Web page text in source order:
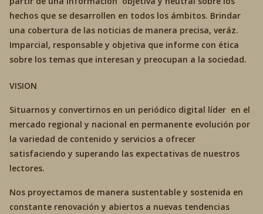
hechos que se desarrollen en todos los ámbitos. Brindar
una cobertura de las noticias de manera precisa, veráz.
Imparcial, responsable y objetiva que informe con ética
sobre los temas que interesan y preocupan a la sociedad.
VISION
Situarnos y convertirnos en un periódico digital líder en el
mercado regional y nacional en permanente evolución por
la variedad de contenido y servicios a ofrecer
satisfaciendo y superando las expectativas de nuestros
lectores.
Nos proyectamos de manera sustentable y sostenida en
constante renovación y abiertos a nuevas tendencias